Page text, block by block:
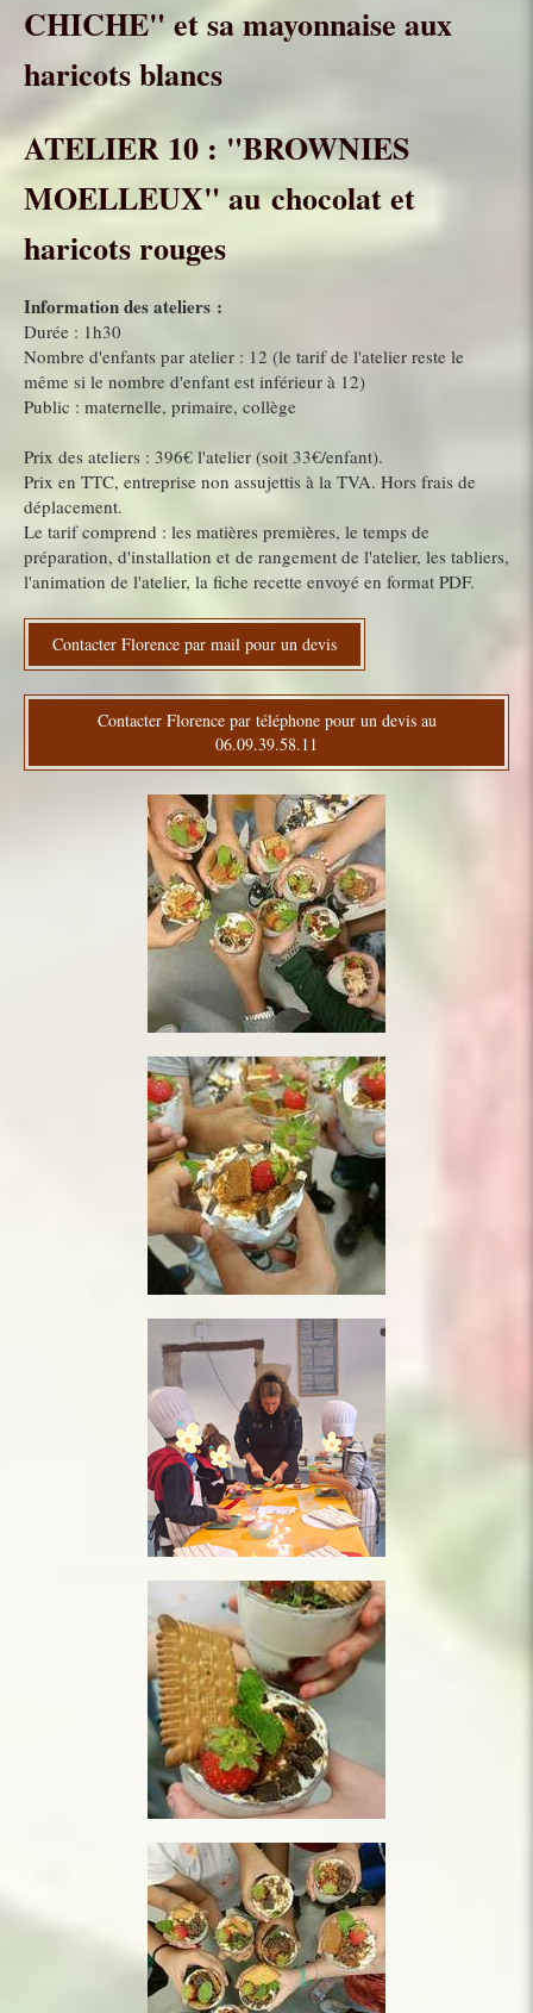
CHICHE" et sa mayonnaise aux
haricots blancs
ATELIER 10 : "BROWNIES
MOELLEUX" au chocolat et
haricots rouges
Information des ateliers :
Durée : 1h30
Nombre d'enfants par atelier : 12 (le tarif de l'atelier reste le
même si le nombre d'enfant est inférieur à 12)
Public : maternelle, primaire, collège
Prix des ateliers : 396€ l'atelier (soit 33€/enfant).
Prix en TTC, entreprise non assujettis à la TVA. Hors frais de
déplacement.
Le tarif comprend : les matières premières, le temps de
préparation, d'installation et de rangement de l'atelier, les tabliers,
l'animation de l'atelier, la fiche recette envoyé en format PDF.
Contacter Florence par mail pour un devis
Contacter Florence par téléphone pour un devis au
06.09.39.58.11